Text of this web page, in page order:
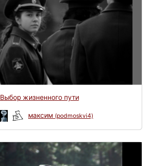
Выбор жизненного пути
максим (podmoskvi4)